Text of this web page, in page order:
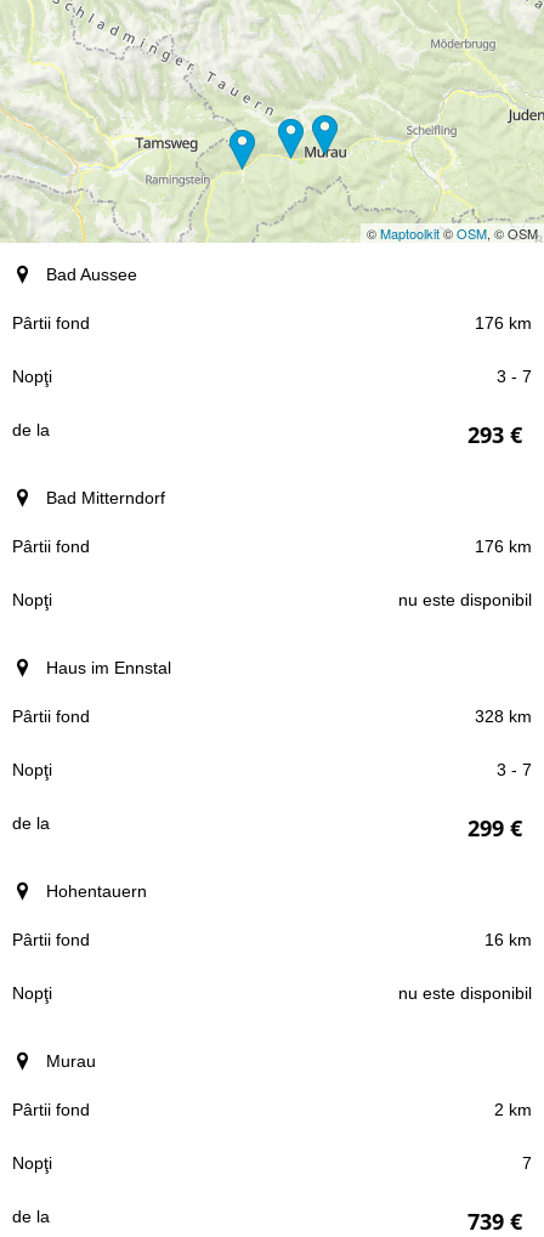
©Maptoolkit©OSM, © OSM
staţiune
Pârtii fond
Bad Aussee
176 km
3 - 7
293 €
Bad Mitterndorf
176 km
nu este disponibil
Haus im Ennstal
328 km
3 - 7
299 €
Hohentauern
16 km
nu este disponibil
Murau
2 km
7
739 €